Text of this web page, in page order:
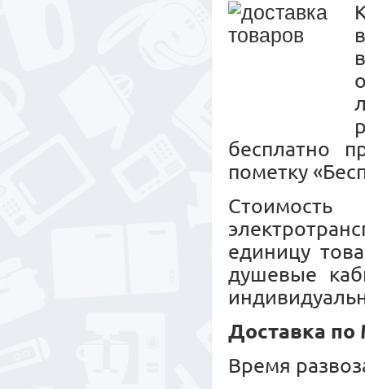
бесплатно
пометку
единицу
душевые
Доставка
Время